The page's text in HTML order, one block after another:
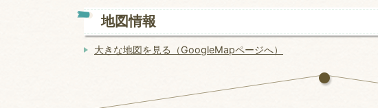
地図情報
大きな地図を見る（GoogleMapページへ）